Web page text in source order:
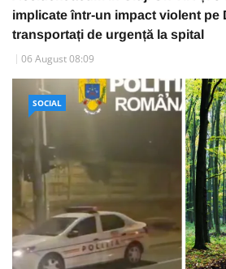
implicate într-un impact violent pe
transportați de urgență la spital
06 August 08:09
SOCIAL